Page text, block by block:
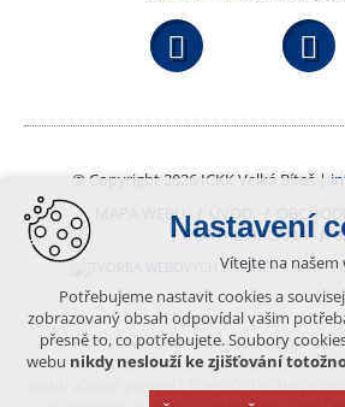
Facebook
© Copyright 2026 ICKK Velká Bíteš |
MAPA WEBU
ÚVOD
PORTÁL OBČANA
Obsah tohoto portálu je chráněn
vykonává vydavatel. Jakékoliv užití článků
Nastavení
Vítejte na našem
Potřebujeme nastavit cookies a
zobrazovaný obsah odpovídal vašim
přesně to, co potřebujete. Soubory
webu nikdy neslouží ke zjišťování